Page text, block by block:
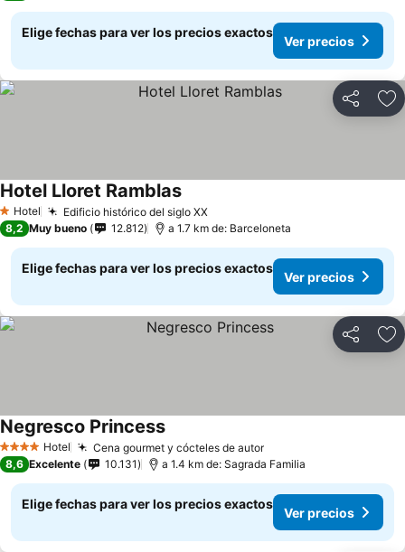
Elige fechas para ver los precios exactos
Ver precios
Compartir
1 Estrellas
Hotel Edificio histórico del siglo XXVer precios
Hotel Lloret RamblasVer precios
8,2 Muy bueno 12.812 a 1.7 km de: Barceloneta
Elige fechas para ver los precios exactos
Ver precios
Compartir
4 EstrellasHotel Cena gourmet y cócteles de autorVer precios
Negresco PrincessVer precios
8,6 Excelente 10.131 a 1.4 km de: Sagrada Familia
Elige fechas para ver los precios exactos
Ver precios